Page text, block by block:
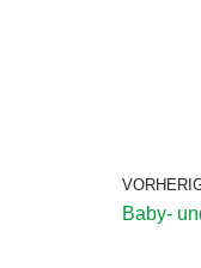
Baby-